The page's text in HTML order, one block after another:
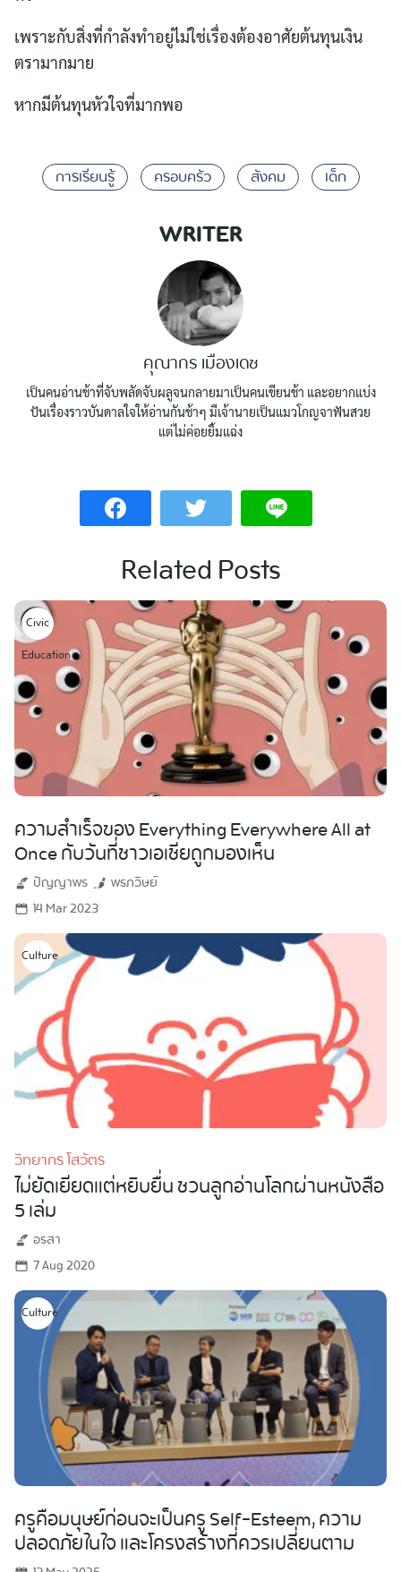
เพราะกับสิ่งที่กำลังทำอยู่ไม่ใช่เรื่องต้องอาศัยต้นทุนเงิน
ตรามากมาย
หากมีต้นทุนหัวใจที่มากพอ
การเรียนรู้ ครอบครัว สังคม เด็ก
WRITER
คุณากร เมืองเดช
เป็นคนอ่านช้าที่จับพลัดจับผลูจนกลายมาเป็นคนเขียนช้า และอยากแบ่ง
ปันเรื่องราวบันดาลใจให้อ่านกันช้าๆ มีเจ้านายเป็นแมวโกญจาฟันสวย
แต่ไม่ค่อยยิ้มแฉ่ง
Related Posts
Civic
Education
ความสำเร็จของ Everything Everywhere All at
Once กับวันที่ชาวเอเชียถูกมองเห็น
ปัญญาพร
พรภวิษย์
14 Mar 2023
Culture
วิทยากร โสวัตร
ไม่ยัดเยียดแต่หยิบยื่น ชวนลูกอ่านโลกผ่านหนังสือ
5 เล่ม
อรสา
7 Aug 2020
Culture
ครูคือมนุษย์ก่อนจะเป็นครู Self-Esteem, ความ
ปลอดภัยในใจ และโครงสร้างที่ควรเปลี่ยนตาม